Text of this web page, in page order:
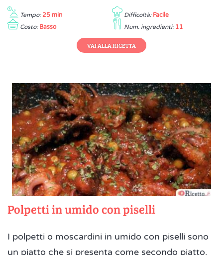
Tempo: 25 min Difficoltà: Facile
Costo: Basso Num. ingredienti: 11
VAI ALLA RICETTA
Polpetti in umido con piselli
I polpetti o moscardini in umido con piselli sono
un piatto che si presenta come secondo piatto,